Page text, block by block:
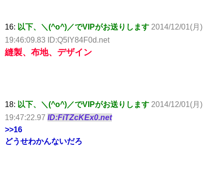
16: 以下、＼(^o^)／でVIPがお送りします 2014/12/01(月)
19:46:09.83 ID:Q5IY84F0d.net
縫製、布地、デザイン
18: 以下、＼(^o^)／でVIPがお送りします 2014/12/01(月)
19:47:22.97 ID:FiTZcKEx0.net
>>16
どうせわかんないだろ